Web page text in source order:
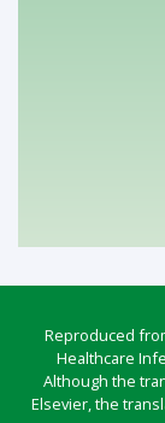
Reproduced
Healthcare
Although the
Elsevier, the